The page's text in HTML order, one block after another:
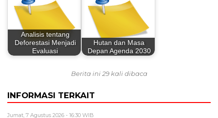
Analisis tentang
Deforestasi Menjadi
Evaluasi
Hutan dan Masa
Depan Agenda 2030
Berita ini 29 kali dibaca
INFORMASI TERKAIT
Jumat, 7 Agustus 2026 - 16:30 WIB